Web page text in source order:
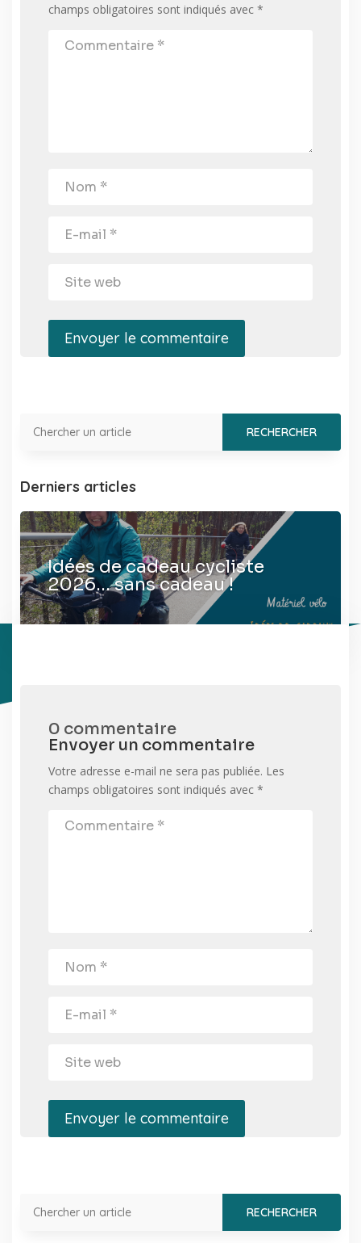
champs obligatoires sont indiqués avec *
Envoyer le commentaire
Derniers articles
Idées de cadeau cycliste
2026… sans cadeau !
0 commentaire
Envoyer un commentaire
Votre adresse e-mail ne sera pas publiée. Les
champs obligatoires sont indiqués avec *
Envoyer le commentaire